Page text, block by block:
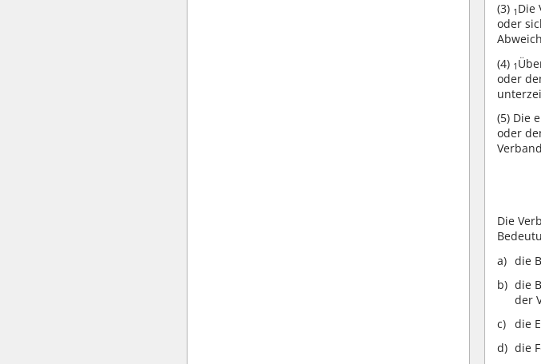
(3) 1 Die
oder
(4) 1
oder
(5) Die
oder
Die
die
die
der
die
die